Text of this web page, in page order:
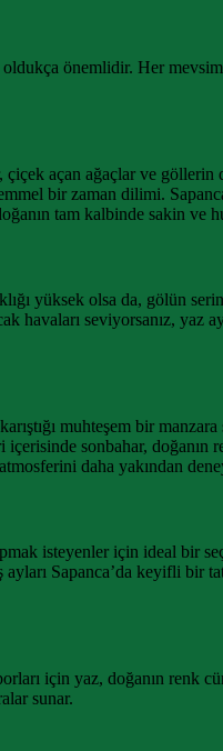
önemlidir. Her
çiçek açan ağaçlar ve
bir zaman dilimi.
tam kalbinde sakin ve
yüksek olsa da, gölün
seviyorsanız, yaz
muhteşem bir
sonbahar,
daha yakından
isteyenler için ideal bir
Sapanca’da keyifli
için yaz, doğanın renk
sunar.